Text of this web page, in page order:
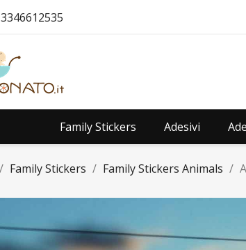
3346612535
Family Stickers Adesivi
Family Stickers Family Stickers Animals